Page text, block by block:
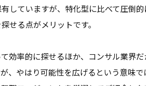
していますが、特化型に比べて圧倒
せる点がメリットです。
効率的に探せるほか、コンサル業界
、やはり可能性を広げるという意味